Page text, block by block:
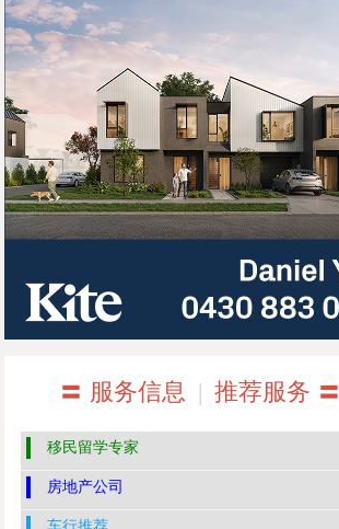
〓 服务信息 | 推荐服务 〓
移民留学专家
房地产公司